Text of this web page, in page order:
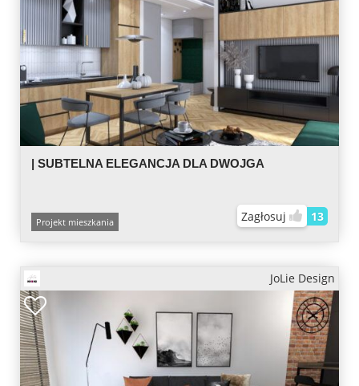
| SUBTELNA ELEGANCJA DLA DWOJGA
Projekt mieszkania Zagłosuj 13
JoLie Design